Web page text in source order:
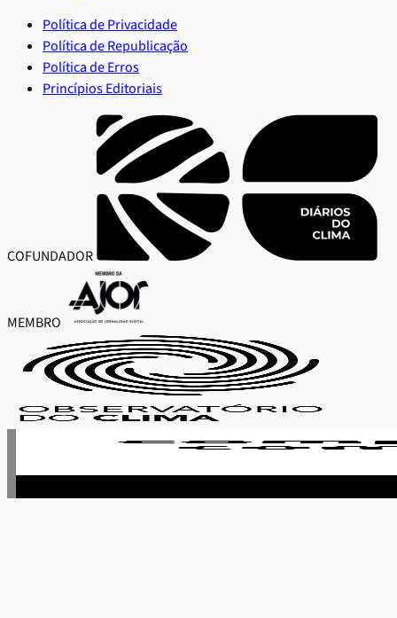
Política de Privacidade
Política de Republicação
Política de Erros
Princípios Editoriais
COFUNDADOR
MEMBRO